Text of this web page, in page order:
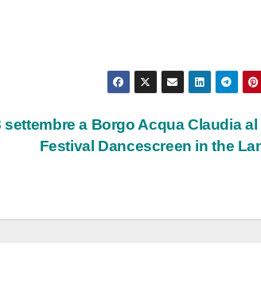
settembre a Borgo Acqua Claudia al
Festival Dancescreen in the